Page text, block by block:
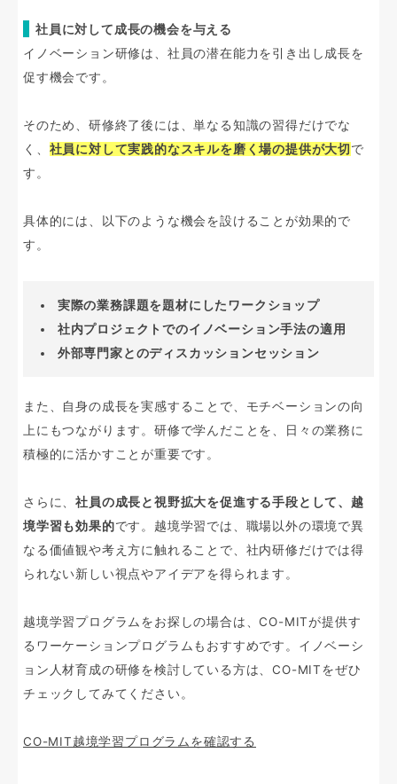
社員に対して成長の機会を与える
イノベーション研修は、社員の潜在能力を引き出し成長を
促す機会です。
そのため、研修終了後には、単なる知識の習得だけでな
く、 社員に対して実践的なスキルを磨く場の提供が大切で
す。
具体的には、以下のような機会を設けることが効果的で
す。
実際の業務課題を題材にしたワークショップ
社内プロジェクトでのイノベーション手法の適用
外部専門家とのディスカッションセッション
また、自身の成長を実感することで、モチベーションの向
上にもつながります。研修で学んだことを、日々の業務に
積極的に活かすことが重要です。
さらに、社員の成長と視野拡大を促進する手段として、越
境学習も効果的です。越境学習では、職場以外の環境で異
なる価値観や考え方に触れることで、社内研修だけでは得
られない新しい視点やアイデアを得られます。
越境学習プログラムをお探しの場合は、CO-MITが提供す
るワーケーションプログラムもおすすめです。イノベーシ
ョン人材育成の研修を検討している方は、CO-MITをぜひ
チェックしてみてください。
CO-MIT越境学習プログラムを確認する